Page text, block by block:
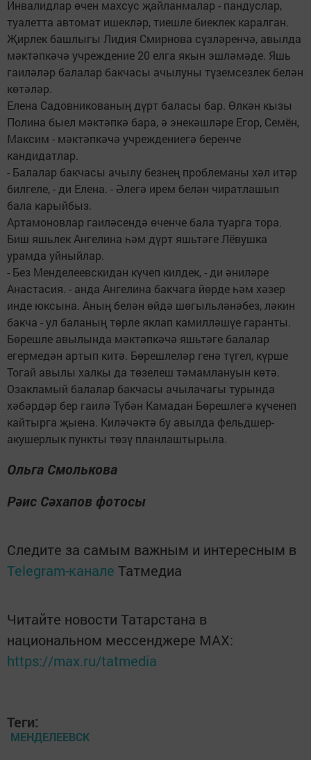
Инвалидлар өчен махсус җайланмалар - пандуслар,
туалетта автомат ишекләр, тиешле биеклек каралган.
Җирлек башлыгы Лидия Смирнова сүзләренчә, авылда
мәктәпкәчә учреждение 20 елга якын эшләмәде. Яшь
гаиләләр балалар бакчасы ачылуны түземсезлек белән
көтәләр.
Елена Садовникованың дүрт баласы бар. Өлкән кызы
Полина быел мәктәпкә бара, ә энекәшләре Егор, Семён,
Максим - мәктәпкәчә учреждениегә беренче
кандидатлар.
- Балалар бакчасы ачылу безнең проблеманы хәл итәр
билгеле, - ди Елена. - Әлегә ирем белән чиратлашып
бала карыйбыз.
Артамоновлар гаиләсендә өченче бала туарга тора.
Биш яшьлек Ангелина һәм дүрт яшьтәге Лёвушка
урамда уйныйлар.
- Без Менделеевскидан күчеп килдек, - ди әниләре
Анастасия. - анда Ангелина бакчага йөрде һәм хәзер
инде юксына. Аның белән өйдә шөгыльләнәбез, ләкин
бакча - ул баланың төрле яклап камилләшүе гаранты.
Бөрешле авылында мәктәпкәчә яшьтәге балалар
егермедән артып китә. Бөрешлеләр генә түгел, күрше
Тогай авылы халкы да төзелеш тәмамлануын көтә.
Озакламый балалар бакчасы ачылачагы турында
хәбәрдәр бер гаилә Түбән Камадан Бөрешлегә күченеп
кайтырга җыена. Киләчәктә бу авылда фельдшер-
акушерлык пункты төзү планлаштырыла.
Ольга Смолькова
Рәис Сәхапов фотосы
Следите за самым важным и интересным в
Telegram-канале Татмедиа
Читайте новости Татарстана в
национальном мессенджере MАХ:
https://max.ru/tatmedia
Теги:
МЕНДЕЛЕЕВСК